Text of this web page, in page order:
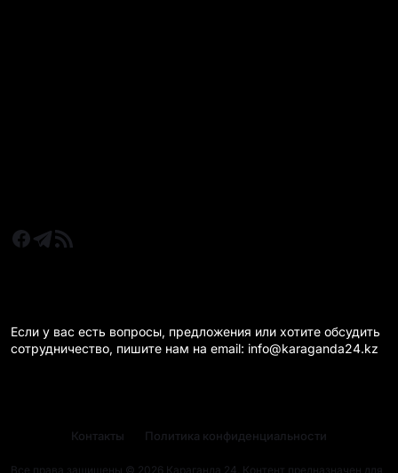
Если у вас есть вопросы, предложения или хотите обсудить
сотрудничество, пишите нам на email: info@karaganda24.kz
Все права защищены © 2026 Караганда 24. Контент предназначен для
Контакты Политика конфиденциальности